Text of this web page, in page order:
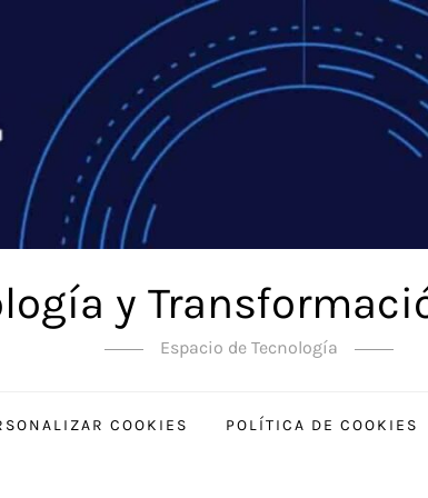
y
Espacio de Tecnología
COOKIES POLÍTICA DE COOKIES